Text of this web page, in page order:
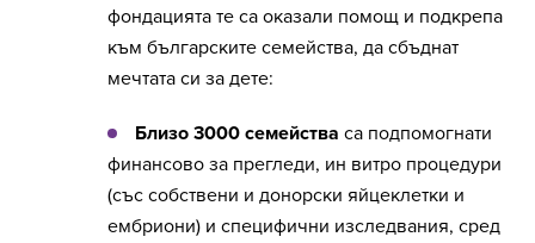
фондацията те са оказали помощ и подкрепа
към българските семейства, да сбъднат
мечтата си за дете:
Близо 3000 семейства са подпомогнати
финансово за прегледи, ин витро процедури
(със собствени и донорски яйцеклетки и
ембриони) и специфични изследвания, сред